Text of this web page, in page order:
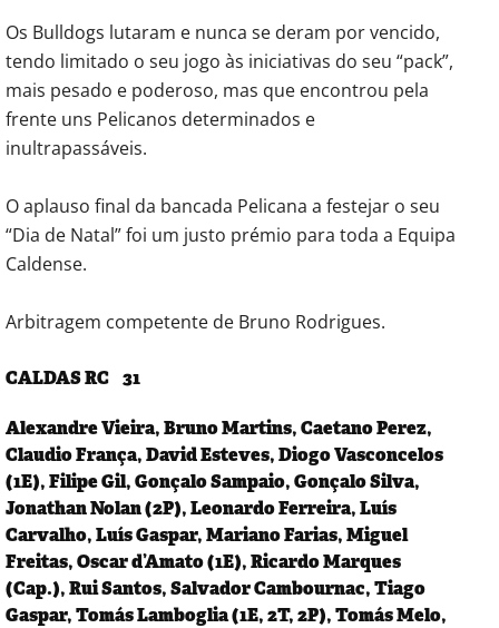
Os Bulldogs lutaram e nunca se deram por vencido,
tendo limitado o seu jogo às iniciativas do seu “pack”,
mais pesado e poderoso, mas que encontrou pela
frente uns Pelicanos determinados e
inultrapassáveis.
O aplauso final da bancada Pelicana a festejar o seu
“Dia de Natal” foi um justo prémio para toda a Equipa
Caldense.
Arbitragem competente de Bruno Rodrigues.
CALDAS RC 31
Alexandre Vieira, Bruno Martins, Caetano Perez,
Claudio França, David Esteves, Diogo Vasconcelos
(1E), Filipe Gil, Gonçalo Sampaio, Gonçalo Silva,
Jonathan Nolan (2P), Leonardo Ferreira, Luís
Carvalho, Luís Gaspar, Mariano Farias, Miguel
Freitas, Oscar d’Amato (1E), Ricardo Marques
(Cap.), Rui Santos, Salvador Cambournac, Tiago
Gaspar, Tomás Lamboglia (1E, 2T, 2P), Tomás Melo,